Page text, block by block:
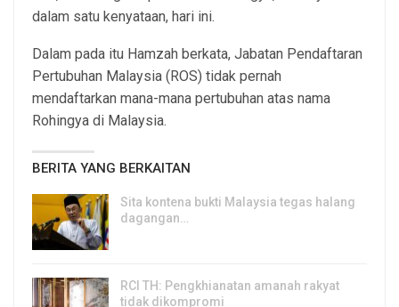
dalam satu kenyataan, hari ini.
Dalam pada itu Hamzah berkata, Jabatan Pendaftaran
Pertubuhan Malaysia (ROS) tidak pernah
mendaftarkan mana-mana pertubuhan atas nama
Rohingya di Malaysia.
BERITA YANG BERKAITAN
Sita kontena bukti Malaysia tegas halang
dagangan…
RCI TH: Pengkhianatan amanah rakyat
tidak dikompromi